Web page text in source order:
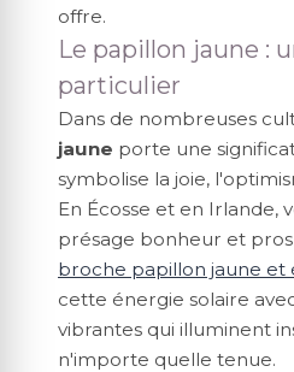
offre.
Le papillon jaune :
particulier
Dans de nombreuses
jaune porte une
symbolise la joie,
En Écosse et en Irlande,
présage bonheur et
broche papillon jaune et
cette énergie solaire
vibrantes qui illuminent
n'importe quelle tenue.